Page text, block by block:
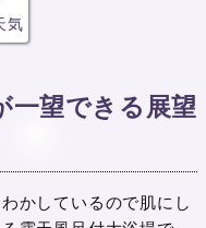
気
一望できる展望
かしているので肌にし